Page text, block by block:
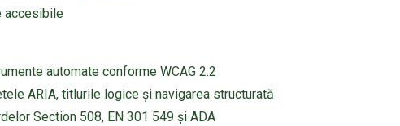
accesibile
automate conforme WCAG 2.2
ARIA, titlurile logice și navigarea structurată
Section 508, EN 301 549 și ADA